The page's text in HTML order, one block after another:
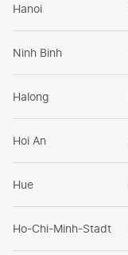
Hanoi
Ninh Binh
Halong
Hoi An
Hue
Ho-Chi-Minh-Stadt